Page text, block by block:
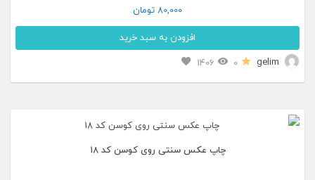
80,000 تومان
افزودن به سبد خرید
gelim
0
1406
چاپ عکس سنتی روی کوسن کد ۱۸